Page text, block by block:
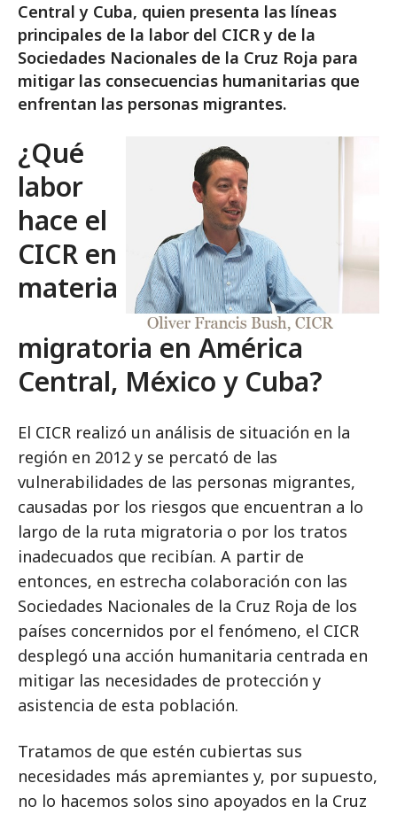
Central y Cuba, quien presenta las líneas
principales de la labor del CICR y de la
Sociedades Nacionales de la Cruz Roja para
mitigar las consecuencias humanitarias que
enfrentan las personas migrantes.
¿Qué
labor
hace el
CICR en
materia
migratoria en América
Central, México y Cuba?
El CICR realizó un análisis de situación en la
región en 2012 y se percató de las
vulnerabilidades de las personas migrantes,
causadas por los riesgos que encuentran a lo
largo de la ruta migratoria o por los tratos
inadecuados que recibían. A partir de
entonces, en estrecha colaboración con las
Sociedades Nacionales de la Cruz Roja de los
países concernidos por el fenómeno, el CICR
desplegó una acción humanitaria centrada en
mitigar las necesidades de protección y
asistencia de esta población.
Tratamos de que estén cubiertas sus
necesidades más apremiantes y, por supuesto,
no lo hacemos solos sino apoyados en la Cruz